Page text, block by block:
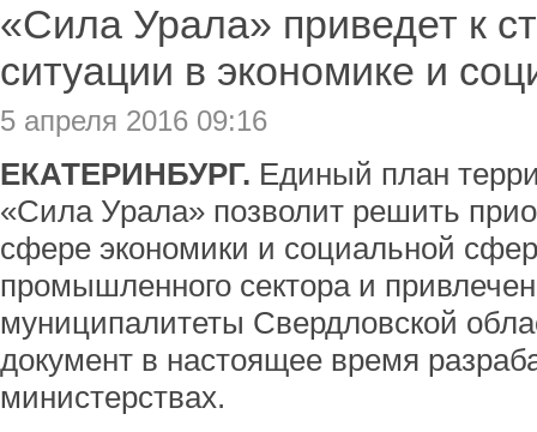
«Сила Урала» приведет к
ситуации в экономике и
5 апреля 2016 09:16
ЕКАТЕРИНБУРГ. Единый план
«Сила Урала» позволит решить
сфере экономики и социальной
промышленного сектора и
муниципалитеты Свердловской
документ в настоящее время
министерствах.